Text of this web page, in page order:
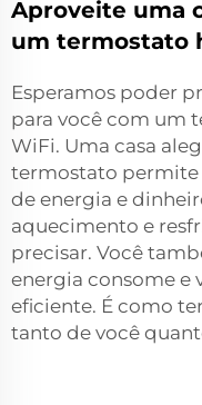
Aproveite uma
um termostato
Esperamos poder
para você com um
WiFi. Uma casa
termostato permite
de energia e
aquecimento e
precisar. Você
energia consome e
eficiente. É como
tanto de você